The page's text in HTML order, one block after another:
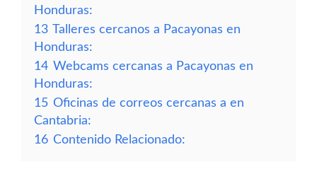
Honduras:
13 Talleres cercanos a Pacayonas en
Honduras:
14 Webcams cercanas a Pacayonas en
Honduras:
15 Oficinas de correos cercanas a en
Cantabria:
16 Contenido Relacionado: